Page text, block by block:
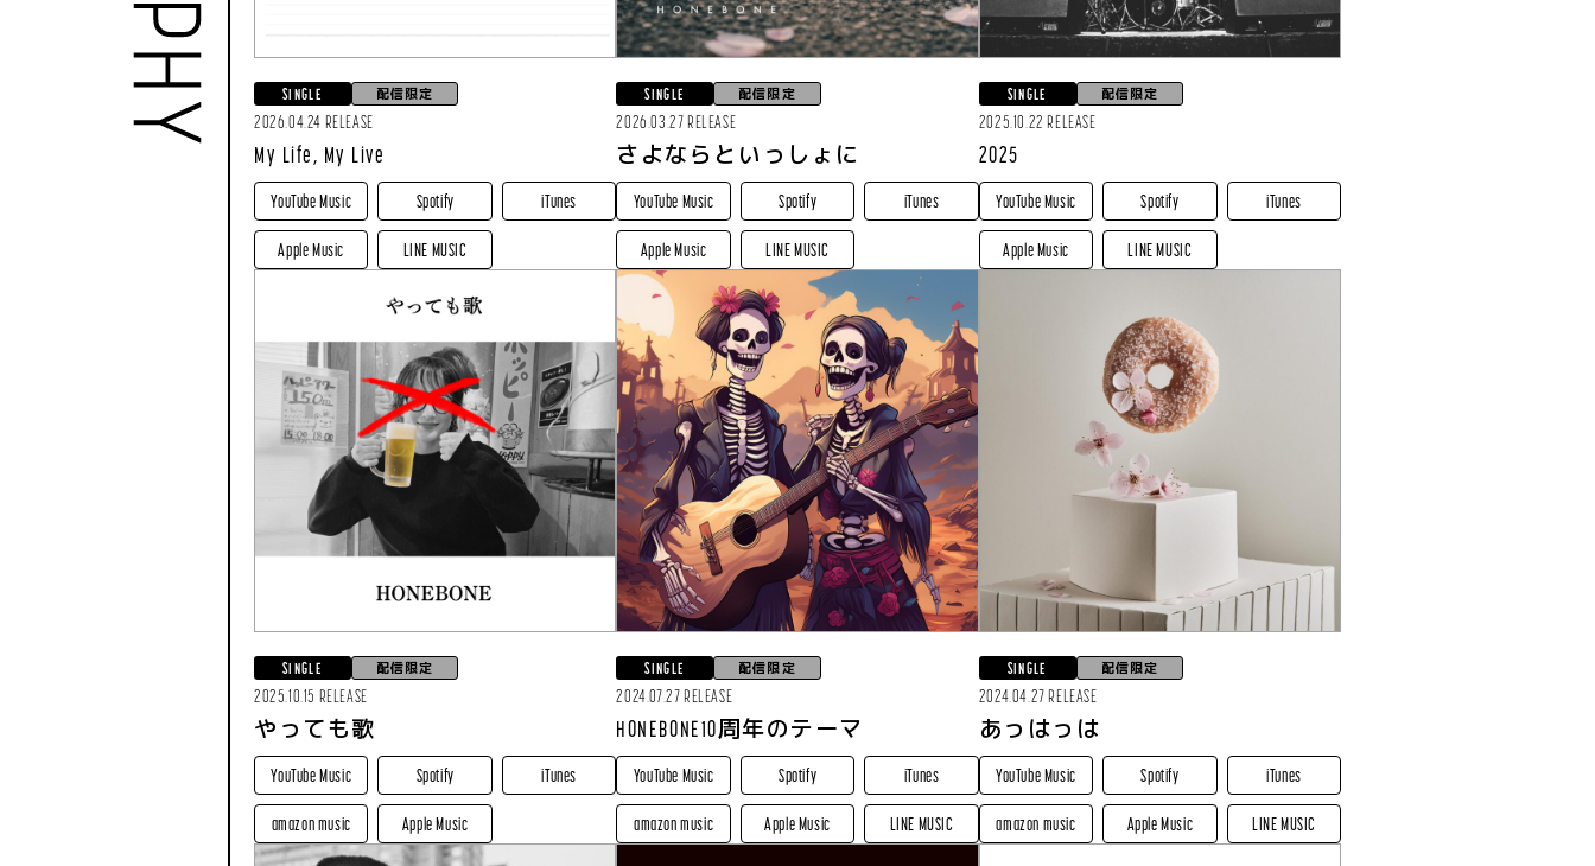
SINGLE
配信限定
2026.04.24 RELEASE
My Life, My Live
YouTube Music Spotify iTunes
Apple Music LINE MUSIC
SINGLE
配信限定
2026.03.27 RELEASE
さよならといっしょに
YouTube Music Spotify iTunes
Apple Music LINE MUSIC
SINGLE
配信限定
2025.10.22 RELEASE
2025
YouTube Music Spotify iTunes
Apple Music LINE MUSIC
SINGLE
配信限定
2025.10.15 RELEASE
やっても歌
YouTube Music Spotify iTunes
amazon music Apple Music
SINGLE
配信限定
2024.07.27 RELEASE
HONEBONE10周年のテーマ
YouTube Music Spotify iTunes
amazon music Apple Music LINE MUSIC
SINGLE
配信限定
2024.04.27 RELEASE
あっはっは
YouTube Music Spotify iTunes
amazon music Apple Music LINE MUSIC